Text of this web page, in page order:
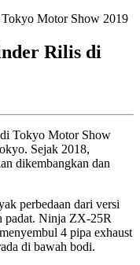
Rilis di
Tokyo Motor Show
Sejak 2018,
dikembangkan dan
perbedaan dari versi
padat. Ninja ZX-25R
4 pipa exhaust
di bawah bodi.